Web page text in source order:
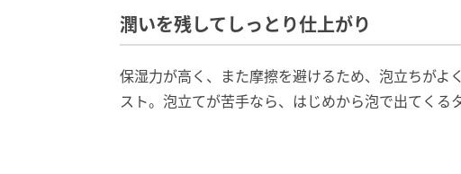
潤いを残してしっとり仕上がり
保湿力が高く、また摩擦を避けるため、泡立ちがよ
スト。泡立てが苦手なら、はじめから泡で出てくる